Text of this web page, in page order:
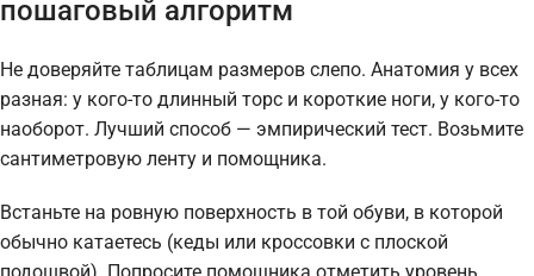
пошаговый алгоритм
Не доверяйте таблицам размеров слепо. Анатомия у всех
разная: у кого-то длинный торс и короткие ноги, у кого-то
наоборот. Лучший способ — эмпирический тест. Возьмите
сантиметровую ленту и помощника.
Встаньте на ровную поверхность в той обуви, в которой
обычно катаетесь (кеды или кроссовки с плоской
подошвой). Попросите помощника отметить уровень